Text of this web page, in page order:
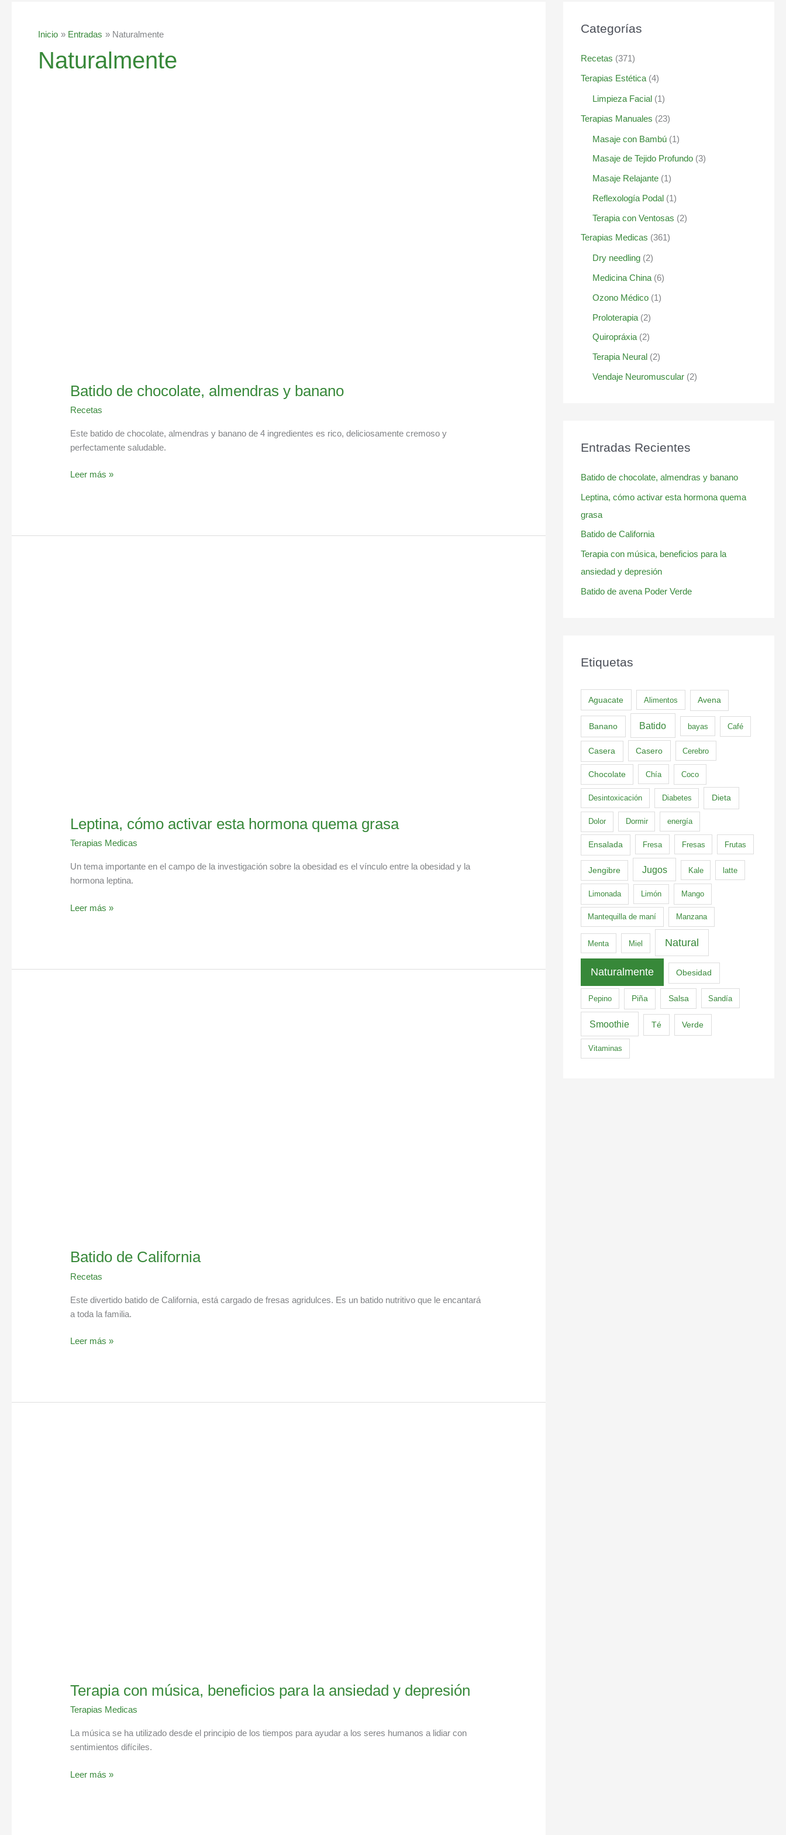
Inicio Entradas Naturalmente
Naturalmente
Batido de chocolate, almendras y banano
Recetas
Este batido de chocolate, almendras y banano de 4 ingredientes es rico, deliciosamente cremoso y
perfectamente saludable.
Leer más »
Leptina, cómo activar esta hormona quema grasa
Terapias Medicas
Un tema importante en el campo de la investigación sobre la obesidad es el vínculo entre la obesidad y la
hormona leptina.
Leer más »
Batido de California
Recetas
Este divertido batido de California, está cargado de fresas agridulces. Es un batido nutritivo que le encantará
a toda la familia.
Leer más »
Terapia con música, beneficios para la ansiedad y depresión
Terapias Medicas
La música se ha utilizado desde el principio de los tiempos para ayudar a los seres humanos a lidiar con
sentimientos difíciles.
Leer más »
Categorías
Recetas (371)
Terapias Estética(4)
Limpieza Facial(1)
Terapias Manuales (23)
Masaje con Bambú(1)
Masaje de Tejido Profundo(3)
Masaje Relajante(1)
Reflexología Podal(1)
Terapia con Ventosas (2)
Terapias Medicas (361)
Dry needling(2)
Medicina China(6)
Ozono Médico(1)
Proloterapia(2)
Quiropráxia(2)
Terapia Neural(2)
Vendaje Neuromuscular(2)
Entradas Recientes
Batido de chocolate, almendras y banano
Leptina, cómo activar esta hormona quema
grasa
Batido de California
Terapia con música, beneficios para la
ansiedad y depresión
Batido de avena Poder Verde
Etiquetas
Aguacate Alimentos Avena
Banano Batido bayas Café
Casera Casero Cerebro
Chocolate Chía Coco
Desintoxicación Diabetes Dieta
Dolor Dormir energía
Ensalada Fresa Fresas Frutas
Jengibre Jugos Kale latte
Limonada Limón Mango
Mantequilla de maní Manzana
Menta Miel Natural
Naturalmente Obesidad
Pepino Piña Salsa Sandía
Smoothie Té Verde
Vitaminas